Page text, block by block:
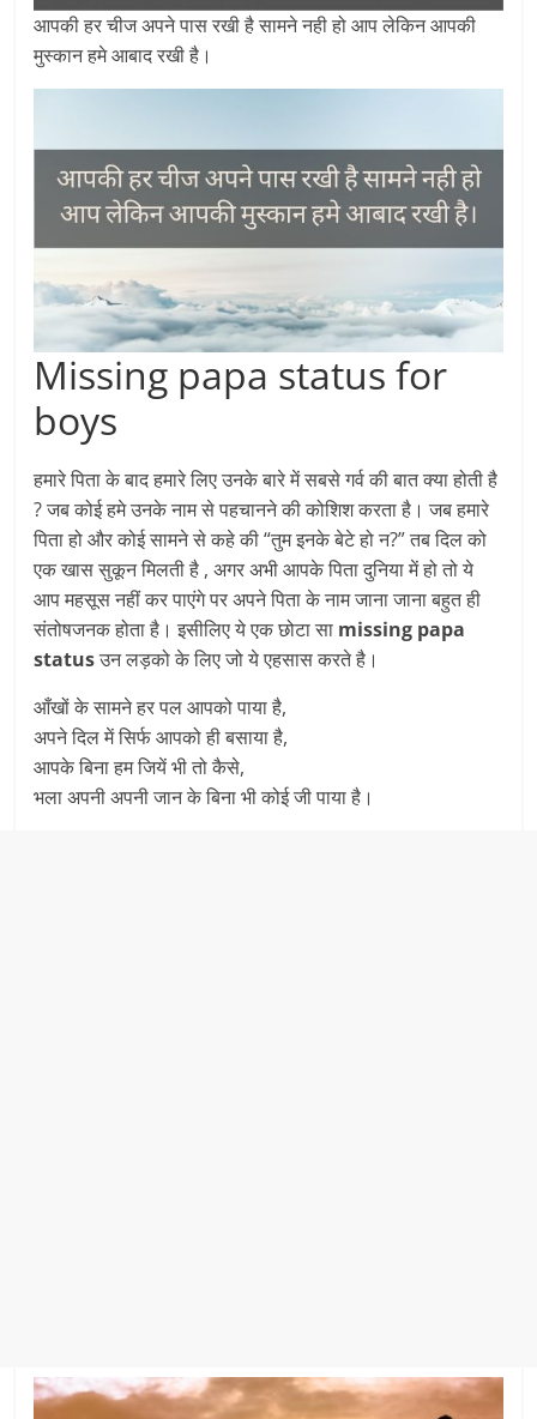
आपकी हर चीज अपने पास रखी है सामने नही हो आप लेकिन आपकी
मुस्कान हमे आबाद रखी है।
Missing papa status for
boys
हमारे पिता के बाद हमारे लिए उनके बारे में सबसे गर्व की बात क्या होती है
? जब कोई हमे उनके नाम से पहचानने की कोशिश करता है। जब हमारे
पिता हो और कोई सामने से कहे की “तुम इनके बेटे हो न?” तब दिल को
एक खास सुकून मिलती है , अगर अभी आपके पिता दुनिया में हो तो ये
आप महसूस नहीं कर पाएंगे पर अपने पिता के नाम जाना जाना बहुत ही
संतोषजनक होता है। इसीलिए ये एक छोटा सा missing papa
statusउन लड़को के लिए जो ये एहसास करते है।
आँखों के सामने हर पल आपको पाया है,
अपने दिल में सिर्फ आपको ही बसाया है,
आपके बिना हम जियें भी तो कैसे,
भला अपनी अपनी जान के बिना भी कोई जी पाया है।